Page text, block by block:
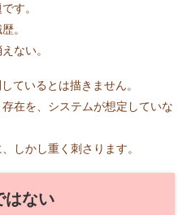
す。
。
ない。
ているとは描きません。
在を、システムが想定していな
しかし重く刺さります。
はない